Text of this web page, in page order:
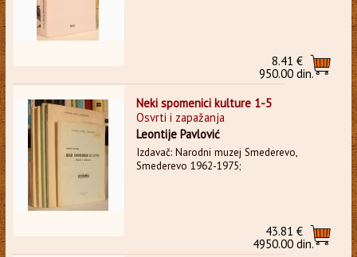
8.41 €
950.00 din.
Neki spomenici kulture 1-5
Osvrti i zapažanja
Leontije Pavlović
Izdavač: Narodni muzej Smederevo,
Smederevo 1962-1975;
43.81 €
4950.00 din.